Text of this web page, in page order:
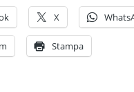
X
Stampa